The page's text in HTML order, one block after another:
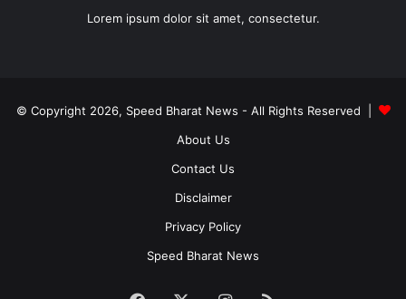
Lorem ipsum dolor sit amet, consectetur.
© Copyright 2026, Speed Bharat News - All Rights Reserved |
About Us
Contact Us
Disclaimer
Privacy Policy
Speed Bharat News